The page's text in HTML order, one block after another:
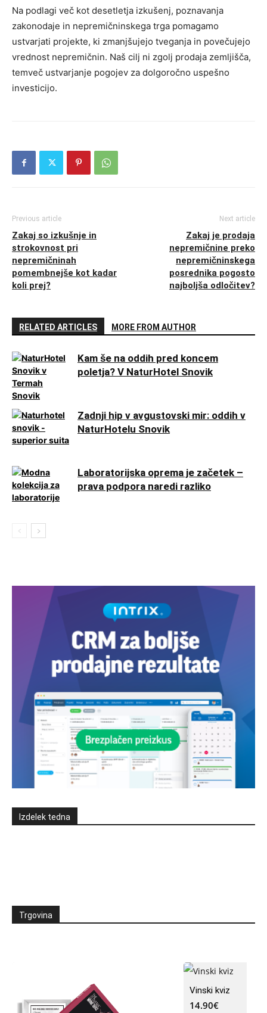
Na podlagi več kot desetletja izkušenj, poznavanja
zakonodaje in nepremičninskega trga pomagamo
ustvarjati projekte, ki zmanjšujejo tveganja in povečujejo
vrednost nepremičnin. Naš cilj ni zgolj prodaja zemljišča,
temveč ustvarjanje pogojev za dolgoročno uspešno
investicijo.
Previous article
Zakaj so izkušnje in
strokovnost pri
nepremičninah
pomembnejše kot kadar
koli prej?
Next article
Zakaj je prodaja
nepremičnine preko
nepremičninskega
posrednika pogosto
najboljša odločitev?
RELATED ARTICLES MORE FROM AUTHOR
Kam še na oddih pred koncem
poletja? V NaturHotel Snovik
Zadnji hip v avgustovski mir: oddih v
NaturHotelu Snovik
Laboratorijska oprema je začetek –
prava podpora naredi razliko
Izdelek tedna
Trgovina
Vinski kviz
14.90€